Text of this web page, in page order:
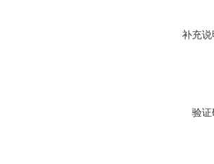
补充说
验证